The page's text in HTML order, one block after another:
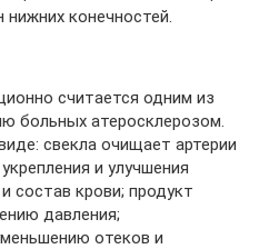
нижних конечностей.
считается одним из
больных атеросклерозом.
свекла очищает артерии
и улучшения
состав крови; продукт
давления;
отеков и